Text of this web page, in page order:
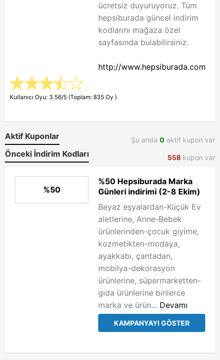
ücretsiz duyuruyoruz. Tüm
hepsiburada güncel indirim
kodlarını mağaza özel
sayfasında bulabilirsiniz.
http://www.hepsiburada.com
Kullanıcı Oyu: 3.56/5 (Toplam: 835 Oy )
Aktif Kuponlar Şu anda 0 aktif kupon var
Önceki İndirim Kodları 558 kupon var
%50
%50 Hepsiburada Marka
Günleri indirimi (2-8 Ekim)
Beyaz eşyalardan-Küçük Ev
aletlerine, Anne-Bebek
ürünlerinden-çocuk giyime,
kozmetikten-modaya,
ayakkabı, çantadan,
mobilya-dekorasyon
ürünlerine, süpermarketten-
gıda ürünlerine binlerce
marka ve ürün... Devamı
KAMPANYAYI GÖSTER